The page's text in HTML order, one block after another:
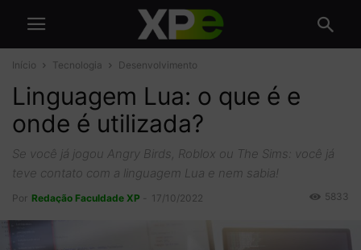
Início Tecnologia Desenvolvimento
Linguagem Lua: o que é e
onde é utilizada?
Se você já jogou Angry Birds, Roblox ou The Sims: você já
teve contato com a linguagem Lua e nem sabia!
Por Redação Faculdade XP 17/10/2022 5833